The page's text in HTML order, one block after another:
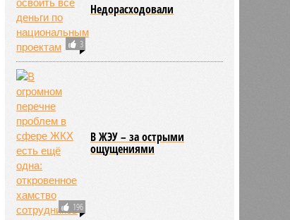
3
Недорасходовали
196
В ЖЭУ – за острыми
ощущениями